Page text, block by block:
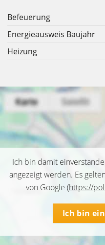
Befeuerung
Energieausweis Baujahr
Heizung
Ich bin damit
angezeigt werden. Es
von Google (https://
Ich bin